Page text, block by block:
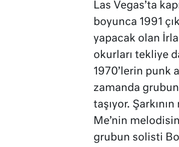
Las Vegas’ta
boyunca 1991
yapacak olan
okurları tekliye
1970’lerin punk
zamanda
taşıyor.
Me’nin
grubun solisti